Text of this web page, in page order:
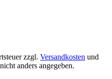
zzgl. Versandkosten und
anders angegeben.